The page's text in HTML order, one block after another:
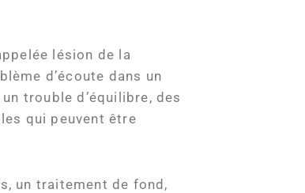
lésion de la
d’écoute dans un
trouble d’équilibre, des
qui peuvent être
un traitement de fond,